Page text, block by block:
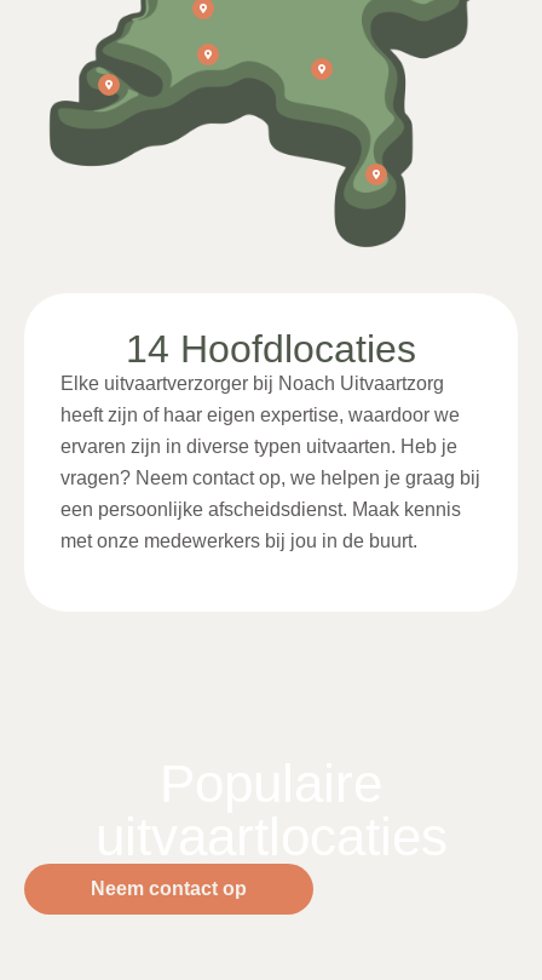
14 Hoofdlocaties
Elke uitvaartverzorger bij Noach Uitvaartzorg
heeft zijn of haar eigen expertise, waardoor we
ervaren zijn in diverse typen uitvaarten. Heb je
vragen? Neem contact op, we helpen je graag bij
een persoonlijke afscheidsdienst. Maak kennis
met onze medewerkers bij jou in de buurt.
Neem contact op